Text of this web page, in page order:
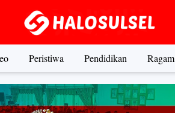
Peristiwa Pendidikan Ragam